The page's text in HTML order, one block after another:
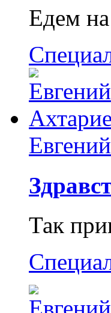
Едем
Так